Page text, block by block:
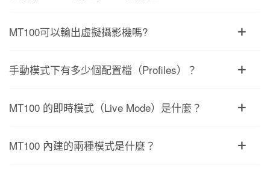
MT100可以輸出虛擬攝影機嗎?
手動模式下有多少個配置檔（Profiles）？
MT100 的即時模式（Live Mode）是什麼？
MT100 內建的兩種模式是什麼？